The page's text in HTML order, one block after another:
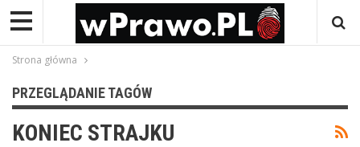
Strona główna
PRZEGLĄDANIE TAGÓW
KONIEC STRAJKU